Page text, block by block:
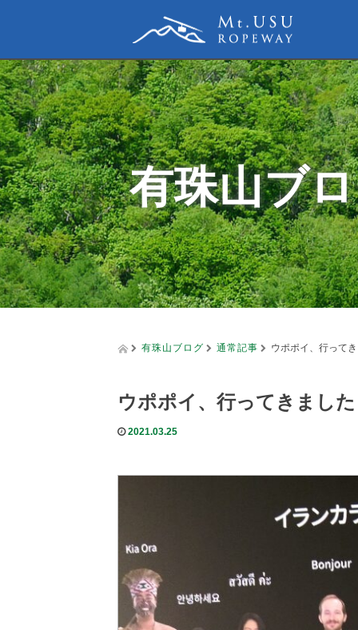
有珠山ブ
有珠山ブログ 通常記事 ウポポイ、行って
ウポポイ、行ってきまし
2021.03.25